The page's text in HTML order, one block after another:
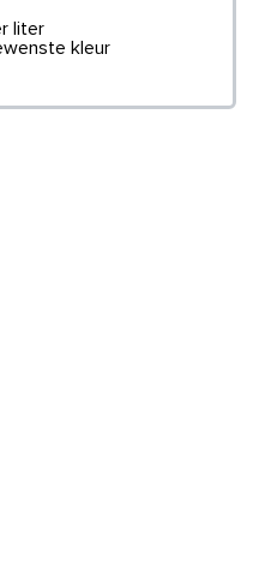
liter
kleur